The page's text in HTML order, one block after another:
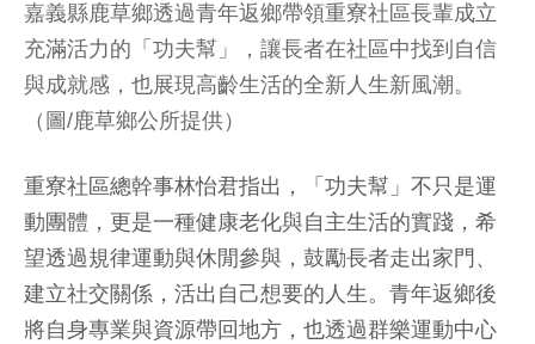
嘉義縣鹿草鄉透過青年返鄉帶領重寮社區長輩成立
充滿活力的「功夫幫」，讓長者在社區中找到自信
與成就感，也展現高齡生活的全新人生新風潮。
（圖/鹿草鄉公所提供）
重寮社區總幹事林怡君指出，「功夫幫」不只是運
動團體，更是一種健康老化與自主生活的實踐，希
望透過規律運動與休閒參與，鼓勵長者走出家門、
建立社交關係，活出自己想要的人生。青年返鄉後
將自身專業與資源帶回地方，也透過群樂運動中心